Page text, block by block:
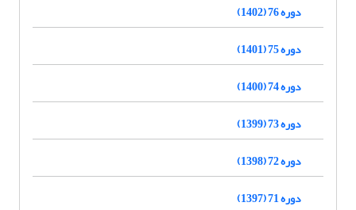
دوره 76 (1402)
دوره 75 (1401)
دوره 74 (1400)
دوره 73 (1399)
دوره 72 (1398)
دوره 71 (1397)